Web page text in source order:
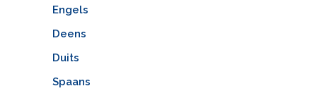
Engels
Deens
Duits
Spaans